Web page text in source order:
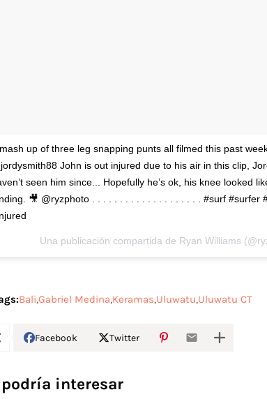
up of three leg snapping punts all filmed this past
John is out injured due to his air in this clip,
seen him since... Hopefully he’s ok, his knee looked
🎥 @ryzphoto . . . . . . . . . . . . . . . . . . . . #surf
Una publicación compartida de Ryan Williams
BaliGabriel MedinaKeramasUluwatuUluwatu CT
Facebook Twitter
podría interesar